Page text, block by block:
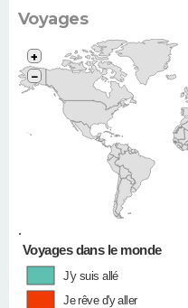
Voyages
•
+
−
Voyages dans le monde
J'y suis allé
Je rêve d'y aller